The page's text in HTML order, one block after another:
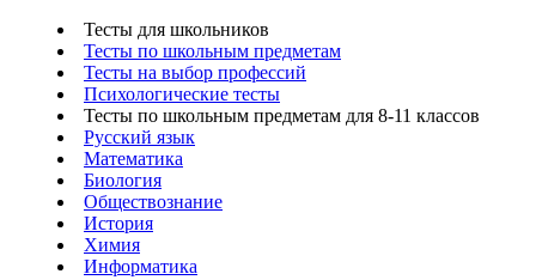
Тесты для школьников
Тесты по школьным предметам
Тесты на выбор профессий
Психологические тесты
Тесты по школьным предметам для 8-11 классов
Русский язык
Математика
Биология
Обществознание
История
Химия
Информатика